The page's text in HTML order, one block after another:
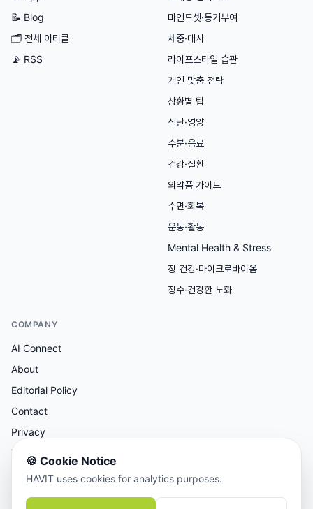
📝 Blog
🗂 전체 아티클
📡 RSS
마인드셋·동기부여
체중·대사
라이프스타일 습관
개인 맞춤 전략
상황별 팁
식단·영양
수분·음료
건강·질환
의약품 가이드
수면·회복
운동·활동
Mental Health & Stress
장 건강·마이크로바이옴
장수·건강한 노화
COMPANY
AI Connect
About
Editorial Policy
Contact
Privacy
Terms
AI 보조 리서치, 사람이 검토한 콘텐츠.
🍪 Cookie Notice
HAVIT uses cookies for analytics purposes.